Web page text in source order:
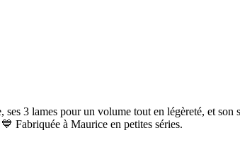
ses 3 lames pour un volume tout en légèreté, et
Fabriquée à Maurice en petites séries.